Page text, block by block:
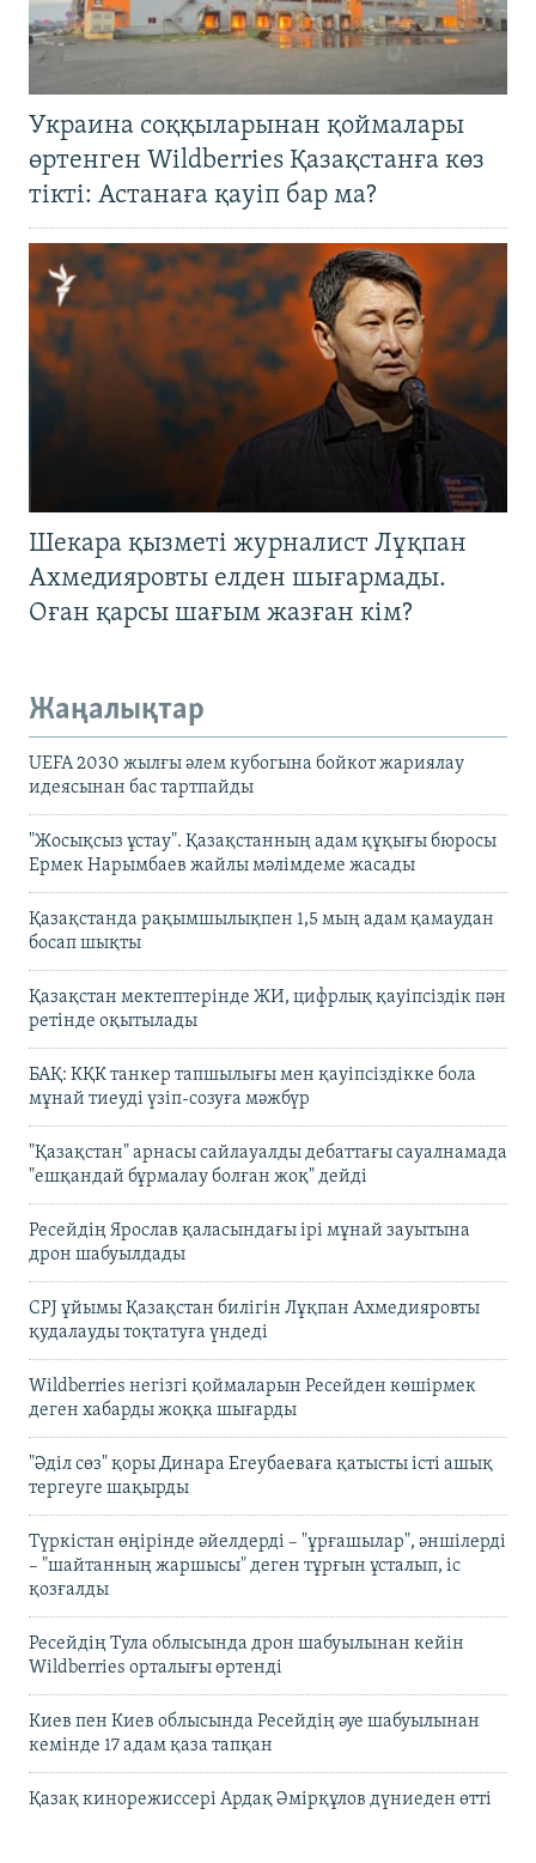
Украина соққыларынан қоймалары
өртенген Wildberries Қазақстанға көз
тікті: Астанаға қауіп бар ма?
Шекара қызметі журналист Лұқпан
Ахмедияровты елден шығармады.
Оған қарсы шағым жазған кім?
Жаңалықтар
UEFA 2030 жылғы әлем кубогына бойкот жариялау
идеясынан бас тартпайды
"Жосықсыз ұстау". Қазақстанның адам құқығы бюросы
Ермек Нарымбаев жайлы мәлімдеме жасады
Қазақстанда рақымшылықпен 1,5 мың адам қамаудан
босап шықты
Қазақстан мектептерінде ЖИ, цифрлық қауіпсіздік пән
ретінде оқытылады
БАҚ: КҚК танкер тапшылығы мен қауіпсіздікке бола
мұнай тиеуді үзіп-созуға мәжбүр
"Қазақстан" арнасы сайлауалды дебаттағы сауалнамада
"ешқандай бұрмалау болған жоқ" дейді
Ресейдің Ярослав қаласындағы ірі мұнай зауытына
дрон шабуылдады
CPJ ұйымы Қазақстан билігін Лұқпан Ахмедияровты
қудалауды тоқтатуға үндеді
Wildberries негізгі қоймаларын Ресейден көшірмек
деген хабарды жоққа шығарды
"Әділ сөз" қоры Динара Егеубаеваға қатысты істі ашық
тергеуге шақырды
Түркістан өңірінде әйелдерді – "ұрғашылар", әншілерді
– "шайтанның жаршысы" деген тұрғын ұсталып, іс
қозғалды
Ресейдің Тула облысында дрон шабуылынан кейін
Wildberries орталығы өртенді
Киев пен Киев облысында Ресейдің әуе шабуылынан
кемінде 17 адам қаза тапқан
Қазақ кинорежиссері Ардақ Әмірқұлов дүниеден өтті